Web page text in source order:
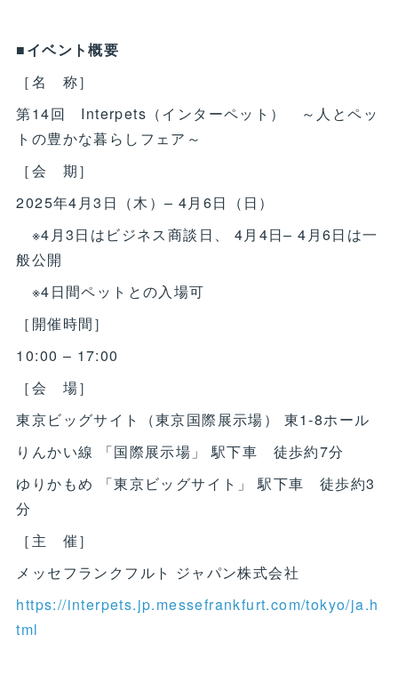
■イベント概要
［名 称］
第14回 Interpets（インターペット） ～人とペッ
トの豊かな暮らしフェア～
［会 期］
2025年4月3日（木）– 4月6日（日）
※4月3日はビジネス商談日、 4月4日– 4月6日は一
般公開
※4日間ペットとの入場可
［開催時間］
10:00 – 17:00
［会 場］
東京ビッグサイト（東京国際展示場） 東1-8ホール
りんかい線 「国際展示場」 駅下車 徒歩約7分
ゆりかもめ 「東京ビッグサイト」 駅下車 徒歩約3
分
［主 催］
メッセフランクフルト ジャパン株式会社
https://interpets.jp.messefrankfurt.com/tokyo/ja.h
tml